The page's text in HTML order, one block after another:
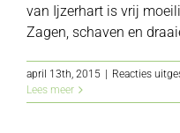
van Ijzerhart is vrij
Zagen, schaven en
april 13th, 2015 Reacties
Lees meer